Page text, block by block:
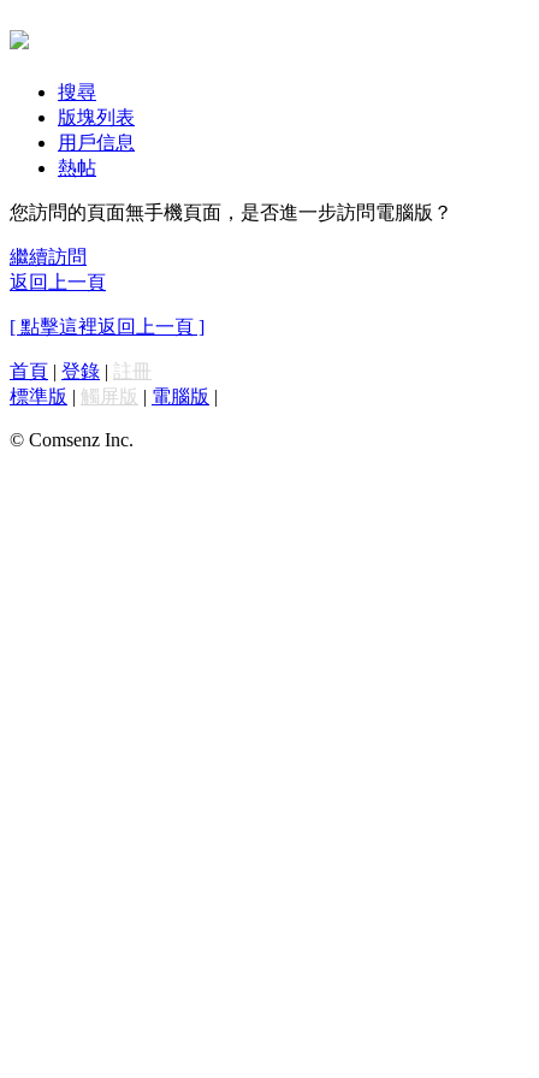
搜尋
版塊列表
用戶信息
熱帖
您訪問的頁面無手機頁面，是否進一步訪問電腦版？
繼續訪問
返回上一頁
[ 點擊這裡返回上一頁 ]
首頁 | 登錄 | 註冊
標準版 | 觸屏版 | 電腦版 |
© Comsenz Inc.